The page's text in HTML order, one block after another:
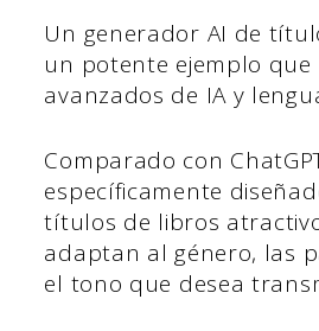
Un generador AI de
un potente ejemplo que
avanzados de IA y
Comparado con
específicamente
títulos de libros
adaptan al género, las
el tono que desea